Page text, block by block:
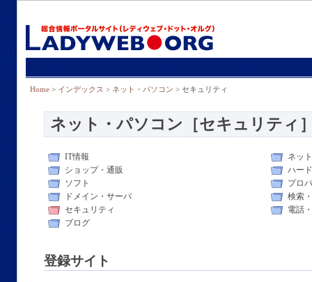
Home > インデックス > ネット・パソコン > セキュリティ
ネット・パソコン［セキュリティ
IT情報
ネッ
ショップ・通販
ハー
ソフト
プロ
ドメイン・サーバ
検索
セキュリティ
電話
ブログ
登録サイト